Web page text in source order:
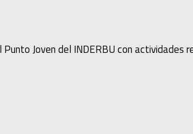
Joven del INDERBU con